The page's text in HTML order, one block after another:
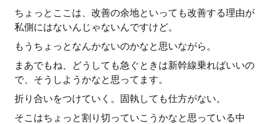
ちょっとここは、改善の余地といっても改善する理由が
私側にはないんじゃないんですけど。
もうちょっとなんかないのかなと思いながら。
まあでもね、どうしても急ぐときは新幹線乗ればいいの
で、そうしようかなと思ってます。
折り合いをつけていく。固執しても仕方がない。
そこはちょっと割り切っていこうかなと思っている中